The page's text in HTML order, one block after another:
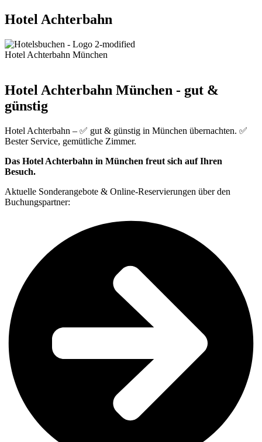
Hotel Achterbahn
Hotel Achterbahn München
Hotel Achterbahn München - gut &
günstig
Hotel Achterbahn – ✅ gut & günstig in München übernachten. ✅
Bester Service, gemütliche Zimmer.
Das Hotel Achterbahn in München freut sich auf Ihren
Besuch.
Aktuelle Sonderangebote & Online-Reservierungen über den
Buchungspartner: